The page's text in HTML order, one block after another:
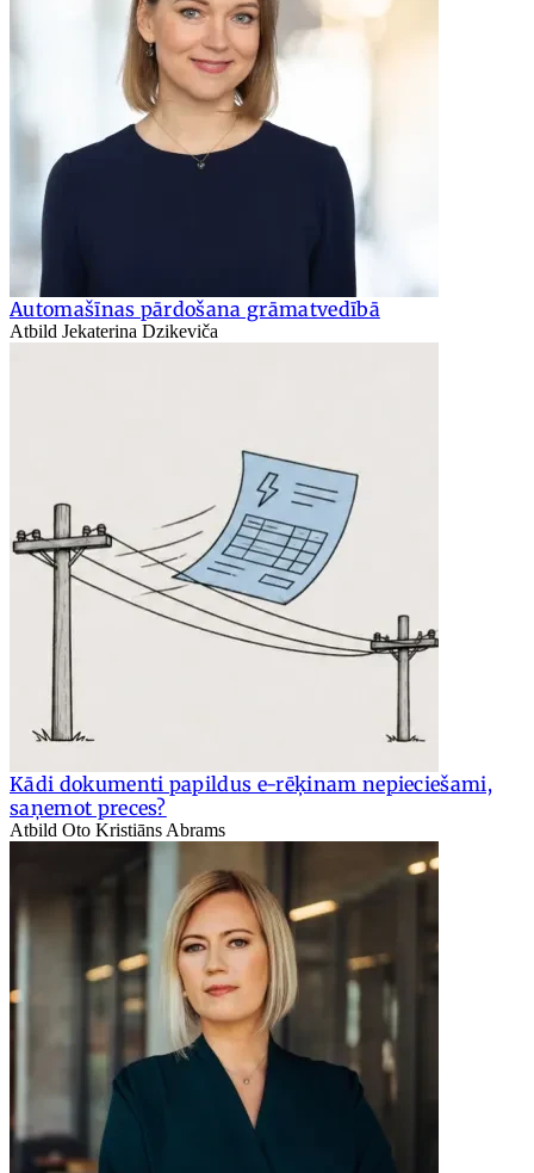
Automašīnas pārdošana grāmatvedībā
Atbild Jekaterina Dzikeviča
Kādi dokumenti papildus e-rēķinam nepieciešami,
saņemot preces?
Atbild Oto Kristiāns Abrams